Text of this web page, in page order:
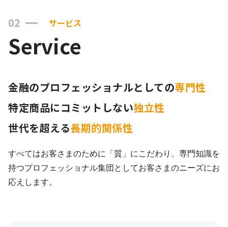
02 サービス
Service
金融のプロフェッショナルとしての専門性
特定商品にコミットしない独立性
世代を超える長期的関係性
すべてはお客さまのために「質」にこだわり、専門知識を
持つプロフェッショナル集団としてお客さまのニーズにお
応えします。